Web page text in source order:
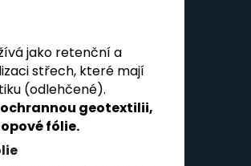
jako retenční a
střech, které mají
(odlehčené).
geotextilii,
fólie.